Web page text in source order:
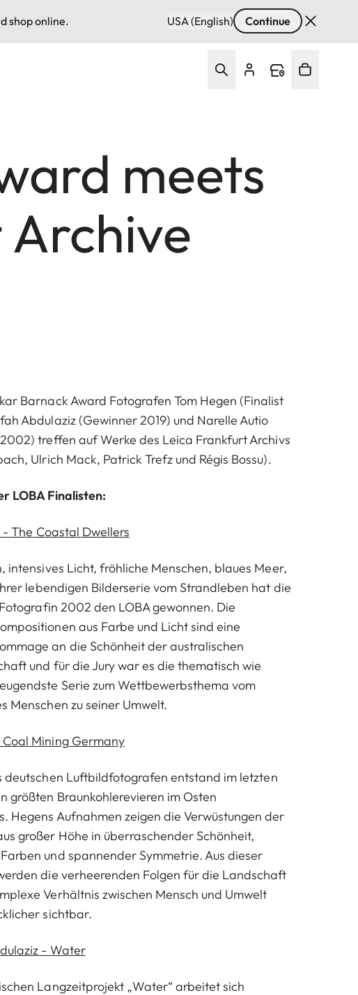
shop online. USA (English) Continue
meets
Barnack Award Fotografen Tom Hegen (Finalist
Abdulaziz (Gewinner 2019) und Narelle Autio
treffen auf Werke des Leica Frankfurt Archivs
Ulrich Mack, Patrick Trefz und Régis Bossu).
LOBA Finalisten:
The Coastal Dwellers
intensives Licht, fröhliche Menschen, blaues Meer,
lebendigen Bilderserie vom Strandleben hat die
2002 den LOBA gewonnen. Die
aus Farbe und Licht sind eine
an die Schönheit der australischen
und für die Jury war es die thematisch wie
Serie zum Wettbewerbsthema vom
Menschen zu seiner Umwelt.
Coal Mining Germany
deutschen Luftbildfotografen entstand im letzten
größten Braunkohlerevieren im Osten
Hegens Aufnahmen zeigen die Verwüstungen der
großer Höhe in überraschender Schönheit,
und spannender Symmetrie. Aus dieser
die verheerenden Folgen für die Landschaft
Verhältnis zwischen Mensch und Umwelt
sichtbar.
- Water
Langzeitprojekt „Water“ arbeitet sich